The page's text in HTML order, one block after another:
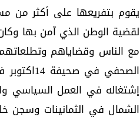
يقوم بتفريعها على أكثر من
لقضية الوطن الذي آمن بها
مع الناس وقضاياهم
الصحفي
إشتغاله في العمل السياسي
الشمال في الثمانينات وسجن